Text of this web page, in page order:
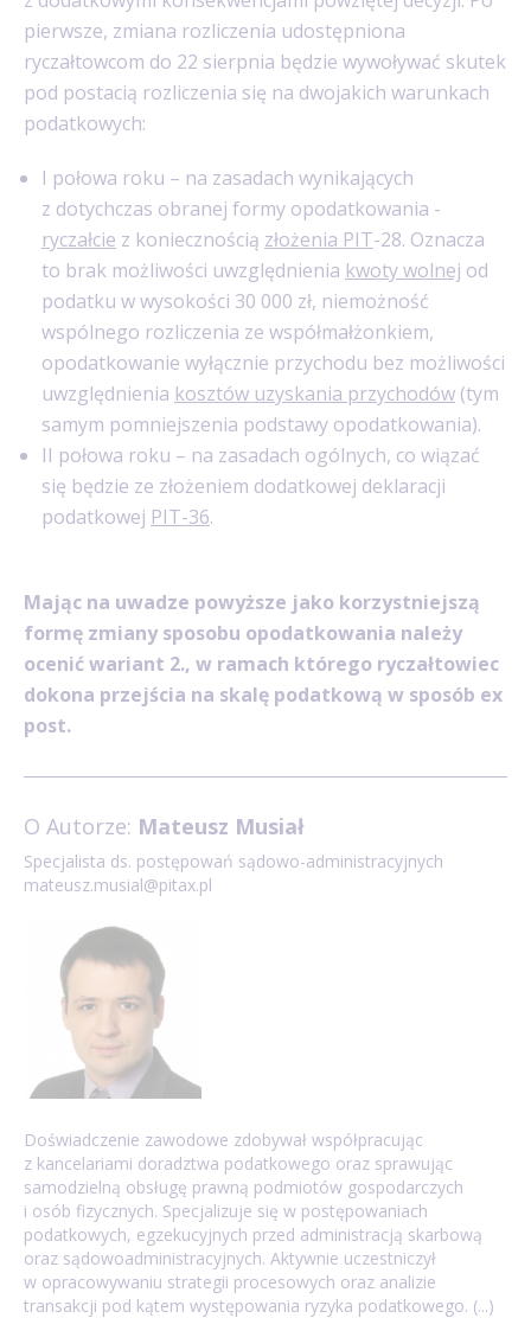
pierwsze, zmiana rozliczenia udostępniona
ryczałtowcom do 22 sierpnia będzie wywoływać skutek
pod postacią rozliczenia się na dwojakich warunkach
podatkowych:
I połowa roku – na zasadach wynikających
z dotychczas obranej formy opodatkowania -
ryczałcie z koniecznością złożenia PIT-28. Oznacza
to brak możliwości uwzględnienia kwoty wolnej od
podatku w wysokości 30 000 zł, niemożność
wspólnego rozliczenia ze współmałżonkiem,
opodatkowanie wyłącznie przychodu bez możliwości
uwzględnienia kosztów uzyskania przychodów (tym
samym pomniejszenia podstawy opodatkowania).
II połowa roku – na zasadach ogólnych, co wiązać
się będzie ze złożeniem dodatkowej deklaracji
podatkowej PIT-36.
Mając na uwadze powyższe jako korzystniejszą
formę zmiany sposobu opodatkowania należy
ocenić wariant 2., w ramach którego ryczałtowiec
dokona przejścia na skalę podatkową w sposób ex
post.
O Autorze: Mateusz Musiał
Specjalista ds. postępowań sądowo-administracyjnych
mateusz.musial@pitax.pl
Doświadczenie zawodowe zdobywał współpracując
z kancelariami doradztwa podatkowego oraz sprawując
samodzielną obsługę prawną podmiotów gospodarczych
i osób fizycznych. Specjalizuje się w postępowaniach
podatkowych, egzekucyjnych przed administracją skarbową
oraz sądowoadministracyjnych. Aktywnie uczestniczył
w opracowywaniu strategii procesowych oraz analizie
transakcji pod kątem występowania ryzyka podatkowego. (...)